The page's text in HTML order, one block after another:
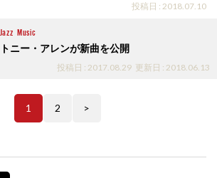
投稿日 : 2018.07.10
Jazz Music
トニー・アレンが新曲を公開
投稿日 : 2017.08.29 更新日 : 2018.06.13
1 2 >